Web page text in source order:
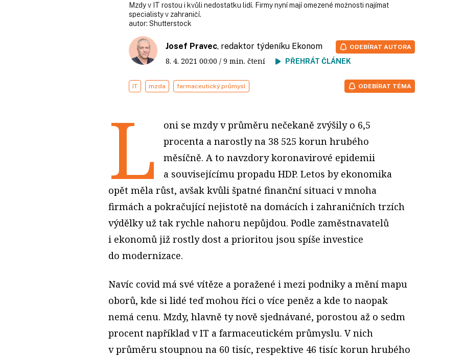
Mzdy v IT rostou i kvůli nedostatku lidí. Firmy nyní mají omezené možnosti najímat
specialisty v zahraničí.
autor: Shutterstock
Josef Pravec, redaktor týdeníku Ekonom
8. 4. 2021 00:00 / 9 min. čtení PŘEHRÁT ČLÁNEK
ODEBÍRAT AUTORA
IT mzda farmaceutický průmysl ODEBÍRAT TÉMA
L
oni se mzdy v průměru nečekaně zvýšily o 6,5
procenta a narostly na 38 525 korun hrubého
měsíčně. A to navzdory koronavirové epidemii
a souvisejícímu propadu HDP. Letos by ekonomika
opět měla růst, avšak kvůli špatné finanční situaci v mnoha
firmách a pokračující nejistotě na domácích i zahraničních trzích
výdělky už tak rychle nahoru nepůjdou. Podle zaměstnavatelů
i ekonomů již rostly dost a prioritou jsou spíše investice
do modernizace.
Navíc covid má své vítěze a poražené i mezi podniky a mění mapu
oborů, kde si lidé teď mohou říci o více peněz a kde to naopak
nemá cenu. Mzdy, hlavně ty nově sjednávané, porostou až o sedm
procent například v IT a farmaceutickém průmyslu. V nich
v průměru stoupnou na 60 tisíc, respektive 46 tisíc korun hrubého